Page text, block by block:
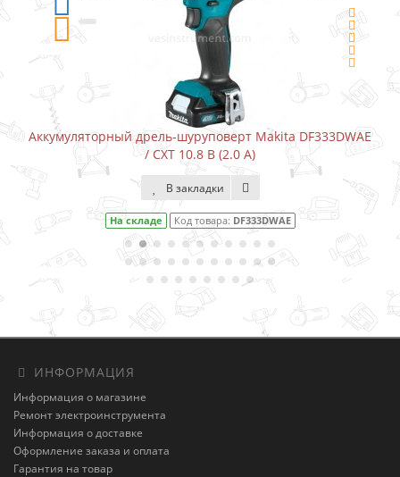
Аккумуляторный дрель-шуруповерт Makita DF333DWAE
/ CXT 10.8 В (2.0 А)
В закладки
На складе Код товара: DF333DWAE
ИНФОРМАЦИЯ
Информация о магазине
Ремонт электроинструмента
Информация о доставке
Оформление заказа и оплата
Гарантия на товар